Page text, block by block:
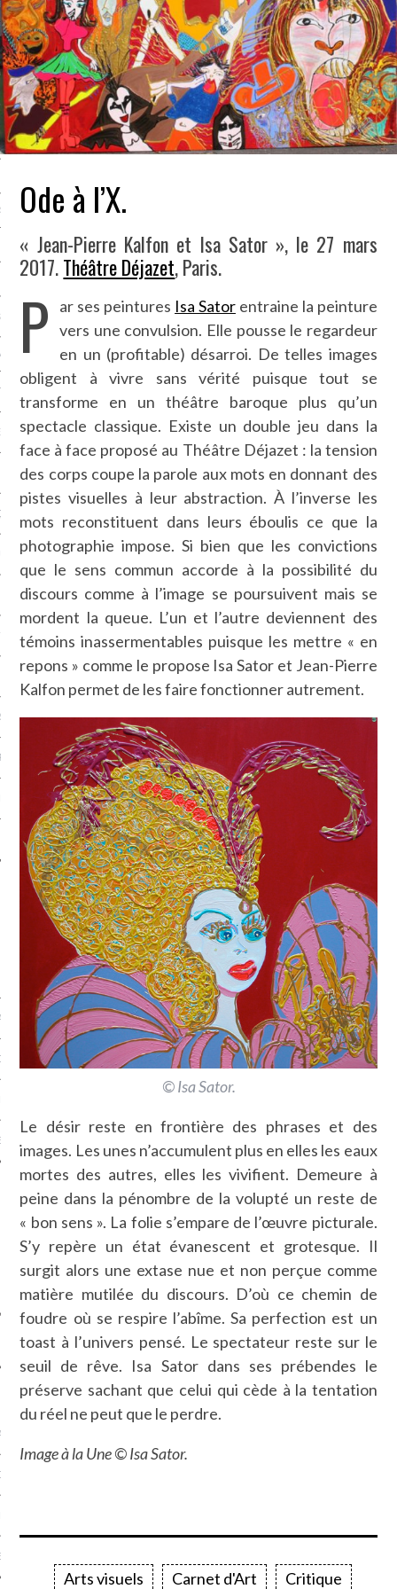
BONHEUR
GUERRE
EN VOD
CARAVELLE
PODCAST
SUIVEZ-NOUS
CARAVELLE
CARAVELLE
PODCAST
Ode à l’X.
« Jean-Pierre Kalfon et Isa Sator », le 27 mars
2017.Théâtre Déjazet, Paris.
P ar ses peintures Isa Satorentraine la peinture
vers une convulsion. Elle pousse le regardeur
en un (profitable) désarroi. De telles images
obligent à vivre sans vérité puisque tout se
transforme en un théâtre baroque plus qu’un
spectacle classique. Existe un double jeu dans la
face à face proposé au Théâtre Déjazet : la tension
des corps coupe la parole aux mots en donnant des
pistes visuelles à leur abstraction. À l’inverse les
mots reconstituent dans leurs éboulis ce que la
photographie impose. Si bien que les convictions
que le sens commun accorde à la possibilité du
discours comme à l’image se poursuivent mais se
mordent la queue. L’un et l’autre deviennent des
témoins inassermentables puisque les mettre « en
repons » comme le propose Isa Sator et Jean-Pierre
Kalfon permet de les faire fonctionner autrement.
© Isa Sator.
Le désir reste en frontière des phrases et des
images. Les unes n’accumulent plus en elles les eaux
mortes des autres, elles les vivifient. Demeure à
peine dans la pénombre de la volupté un reste de
« bon sens ». La folie s’empare de l’œuvre picturale.
S’y repère un état évanescent et grotesque. Il
surgit alors une extase nue et non perçue comme
matière mutilée du discours. D’où ce chemin de
foudre où se respire l’abîme. Sa perfection est un
toast à l’univers pensé. Le spectateur reste sur le
seuil de rêve. Isa Sator dans ses prébendes le
préserve sachant que celui qui cède à la tentation
du réel ne peut que le perdre.
Image à la Une © Isa Sator.
Arts visuels Carnet d'Art Critique